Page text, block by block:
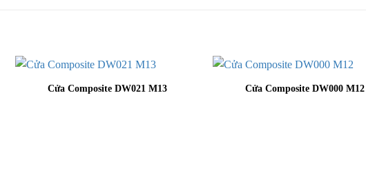
Cửa Composite DW021 M13 Cửa Composite DW000 M12